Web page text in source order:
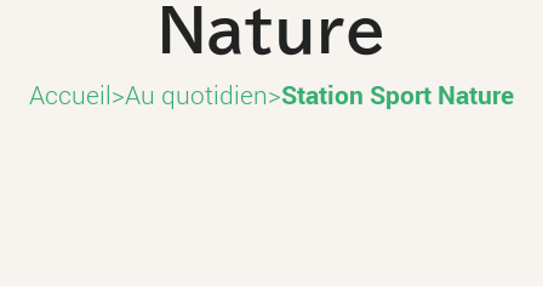
Nature
Accueil>Au quotidien>Station Sport Nature